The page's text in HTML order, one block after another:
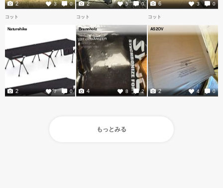
3 0
2 5 0
2 3 0
6
コット
Naturehike
7 0
2
コット
Brennholz
8 2
4
コット
AS2OV
4 0
2
もっとみる